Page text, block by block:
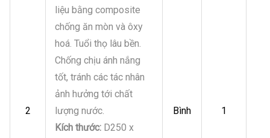
2
liệu bằng composite
chống ăn mòn và ôxy
hoá. Tuổi thọ lâu bền.
Chống chịu ánh nắng
tốt, tránh các tác nhân
ảnh hưởng tới chất
lượng nước.
Kích thước: D250 x
Bình 1